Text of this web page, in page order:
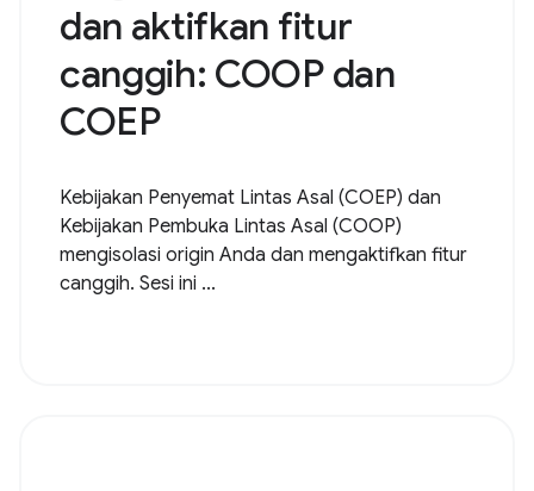
dan aktifkan fitur
canggih: COOP dan
COEP
Kebijakan Penyemat Lintas Asal (COEP) dan
Kebijakan Pembuka Lintas Asal (COOP)
mengisolasi origin Anda dan mengaktifkan fitur
canggih. Sesi ini ...